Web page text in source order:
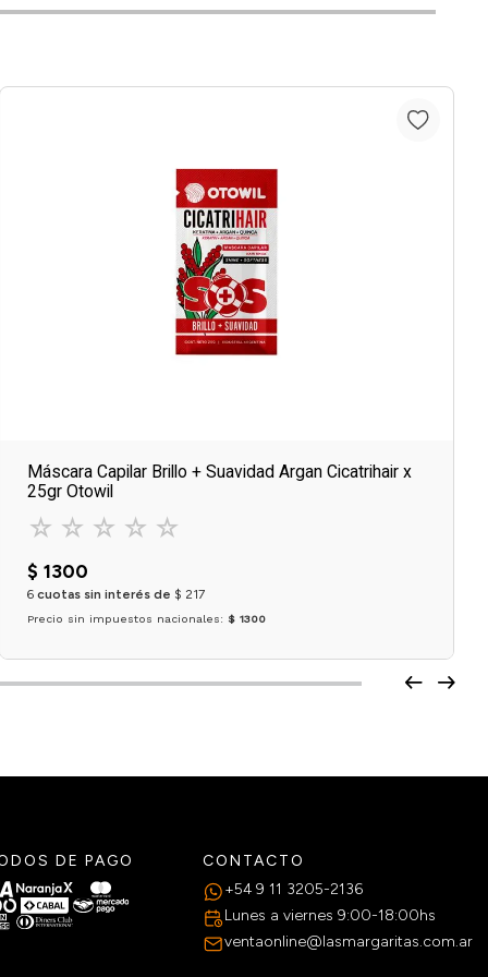
Máscara Capilar Brillo + Suavidad Argan Cicatrihair x
25gr Otowil
☆ ☆ ☆ ☆ ☆
$ 1300
6 cuotas sin interés de $ 217
Precio sin impuestos nacionales: $ 1300
DE PAGO
CONTACTO
+54 9 11 3205-2136
Lunes a viernes 9:00-18:00hs
ventaonline@lasmargaritas.com.ar